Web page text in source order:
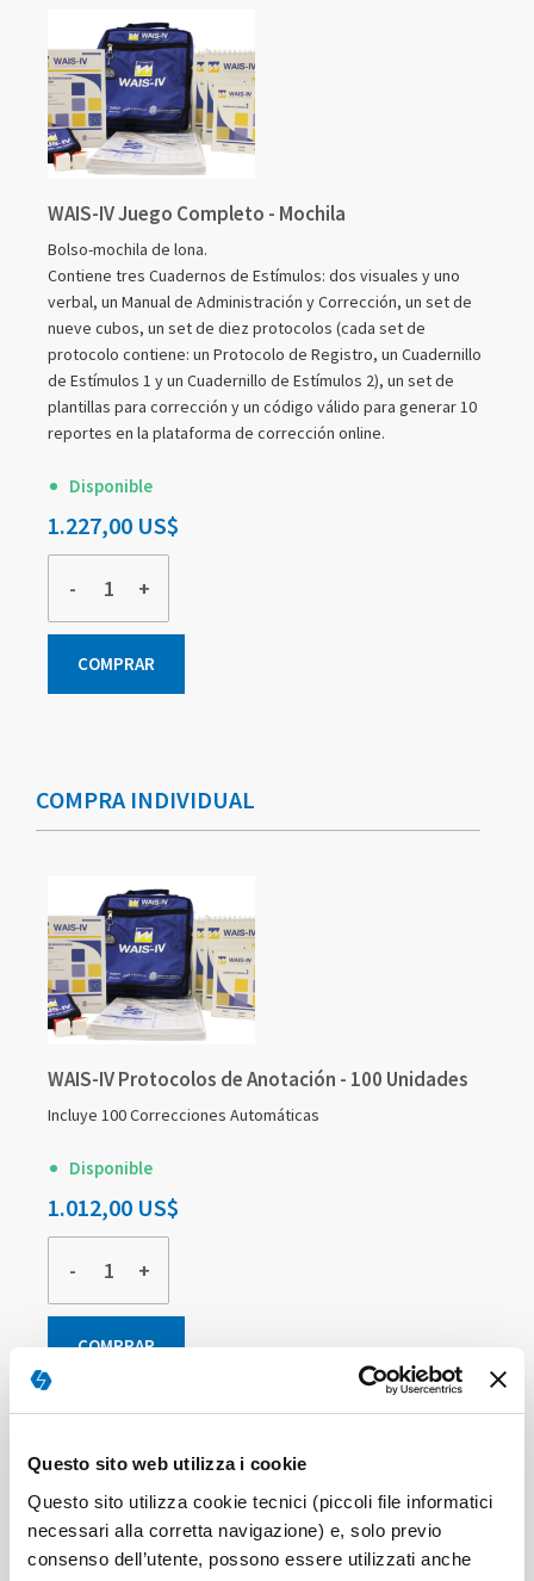
Questo sito web utilizza i cookie
Questo sito utilizza cookie tecnici (piccoli file informatici
necessari alla corretta navigazione) e, solo previo
consenso dell’utente, possono essere utilizzati anche
WAIS-IV Juego Completo - Mochila
Bolso-mochila de lona.
Contiene tres Cuadernos de Estímulos: dos visuales y uno
verbal, un Manual de Administración y Corrección, un set de
nueve cubos, un set de diez protocolos (cada set de
protocolo contiene: un Protocolo de Registro, un Cuadernillo
de Estímulos 1 y un Cuadernillo de Estímulos 2), un set de
plantillas para corrección y un código válido para generar 10
reportes en la plataforma de corrección online.
Disponible
1.227,00 US$
- +
COMPRAR
agrupados
COMPRA INDIVIDUAL
WAIS-IV Protocolos de Anotación - 100 Unidades
Incluye 100 Correcciones Automáticas
Disponible
1.012,00 US$
- +
COMPRAR